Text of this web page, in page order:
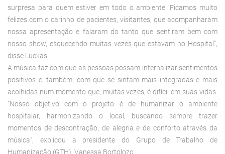
surpresa para quem estiver em todo o ambiente. Ficamos muito
felizes com o carinho de pacientes, visitantes, que acompanharam
nossa apresentação e falaram do tanto que sentiram bem com
nosso show, esquecendo muitas vezes que estavam no Hospital”,
disse Luckas.
A música faz com que as pessoas possam internalizar sentimentos
positivos e, também, com que se sintam mais integradas e mais
acolhidas num momento que, muitas vezes, é difícil em suas vidas.
“Nosso objetivo com o projeto é de humanizar o ambiente
hospitalar, harmonizando o local, buscando sempre trazer
momentos de descontração, de alegria e de conforto através da
música”, explicou a presidente do Grupo de Trabalho de
Humanização (GTH), Vanessa Bortolozo.